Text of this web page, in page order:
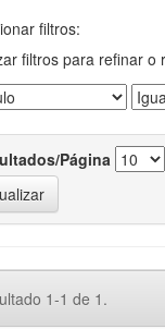
filtros:
filtros para refinar o
Página
1-1 de 1.